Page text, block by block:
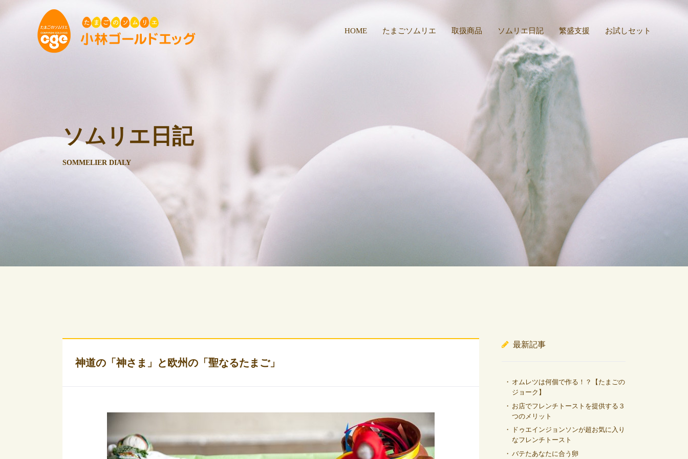
HOME たまごソムリエ 取扱商品 ソムリエ日記 繁盛支援 お試しセット
ソムリエ日記
SOMMELIER DIALY
神道の「神さま」と欧州の「聖なるたまご」
最新記事
オムレツは何個で作る！？【たまごの
ジョーク】
お店でフレンチトーストを提供する３
つのメリット
ドゥエインジョンソンが超お気に入り
なフレンチトースト
バテたあなたに合う卵